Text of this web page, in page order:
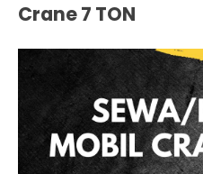
Crane 7 TON